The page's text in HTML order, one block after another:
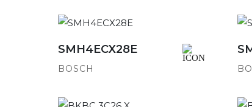
Detailansicht
SMH4ECX28E
BOSCH